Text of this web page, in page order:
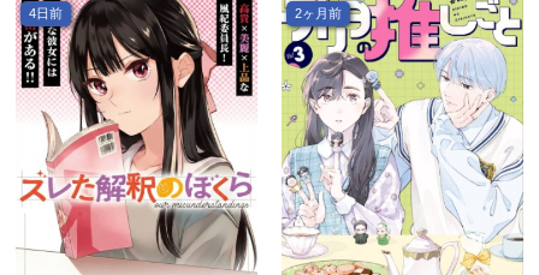
4日前 2ヶ月前